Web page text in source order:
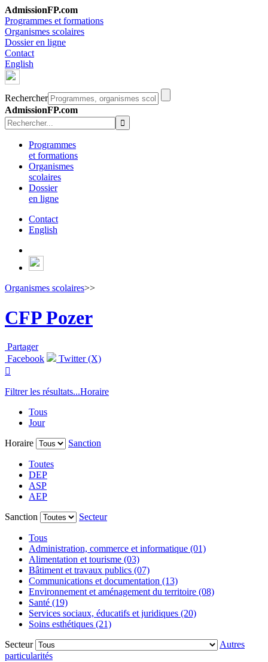
AdmissionFP.com
Programmes et formations
Organismes scolaires
Dossier en ligne
Contact
English
Rechercher
AdmissionFP.com
Programmes
et formations
Organismes
scolaires
Dossier
en ligne
Contact
English
Organismes scolaires>>
CFP Pozer
Partager
Facebook
Twitter (X)

Filtrer les résultats...Horaire
Tous
Jour
Horaire
Sanction
Toutes
DEP
ASP
AEP
Sanction
Secteur
Tous
Administration, commerce et informatique (01)
Alimentation et tourisme (03)
Bâtiment et travaux publics (07)
Communications et documentation (13)
Environnement et aménagement du territoire (08)
Santé (19)
Services sociaux, éducatifs et juridiques (20)
Soins esthétiques (21)
Secteur
Autres
particularités